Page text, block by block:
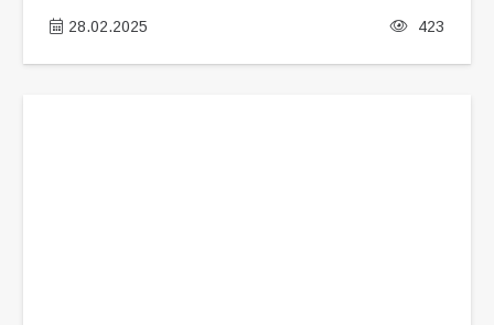
28.02.2025 423